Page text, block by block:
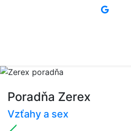
Poradňa Zerex
Vzťahy a sex